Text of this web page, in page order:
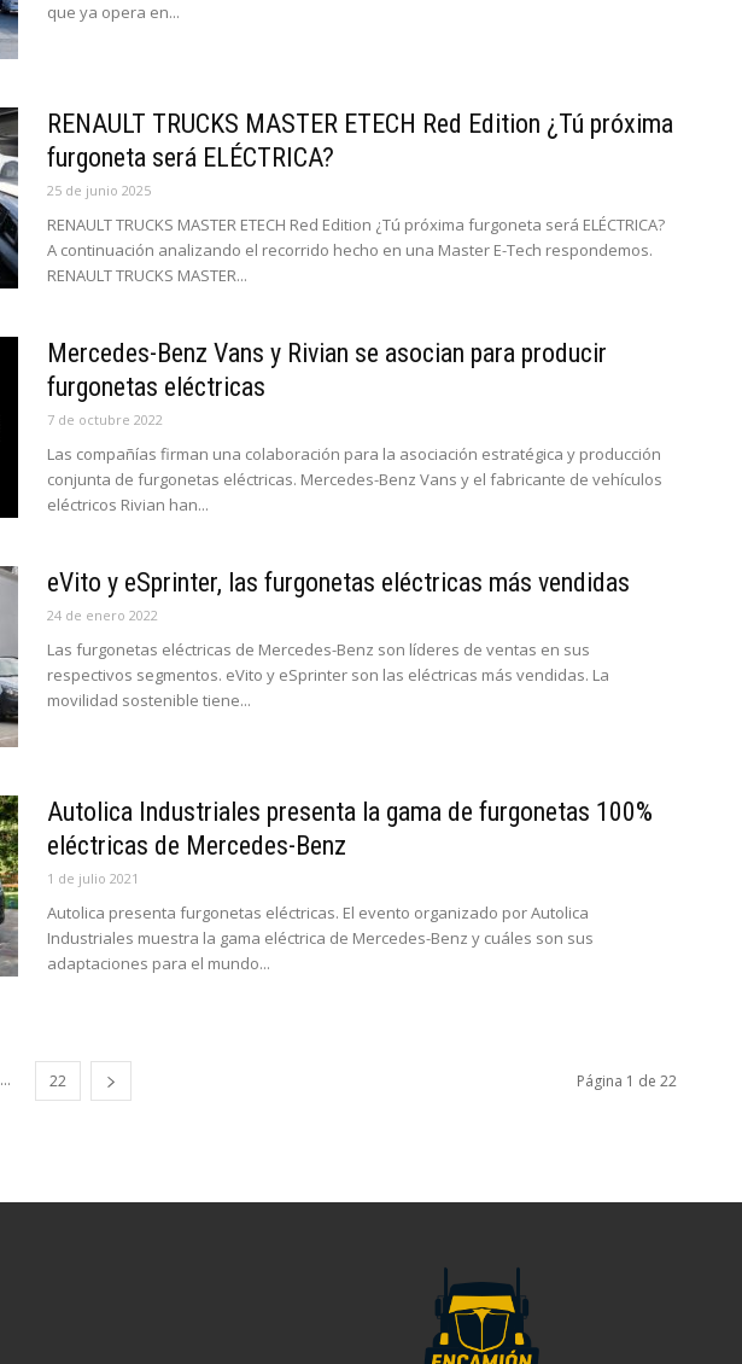
que ya opera en...
RENAULT TRUCKS MASTER ETECH Red Edition ¿Tú próxima
furgoneta será ELÉCTRICA?
25 de junio 2025
RENAULT TRUCKS MASTER ETECH Red Edition ¿Tú próxima furgoneta será ELÉCTRICA?
A continuación analizando el recorrido hecho en una Master E-Tech respondemos.
RENAULT TRUCKS MASTER...
Mercedes-Benz Vans y Rivian se asocian para producir
furgonetas eléctricas
7 de octubre 2022
Las compañías firman una colaboración para la asociación estratégica y producción
conjunta de furgonetas eléctricas. Mercedes-Benz Vans y el fabricante de vehículos
eléctricos Rivian han...
eVito y eSprinter, las furgonetas eléctricas más vendidas
24 de enero 2022
Las furgonetas eléctricas de Mercedes-Benz son líderes de ventas en sus
respectivos segmentos. eVito y eSprinter son las eléctricas más vendidas. La
movilidad sostenible tiene...
Autolica Industriales presenta la gama de furgonetas 100%
eléctricas de Mercedes-Benz
1 de julio 2021
Autolica presenta furgonetas eléctricas. El evento organizado por Autolica
Industriales muestra la gama eléctrica de Mercedes-Benz y cuáles son sus
adaptaciones para el mundo...
... 22 Página 1 de 22